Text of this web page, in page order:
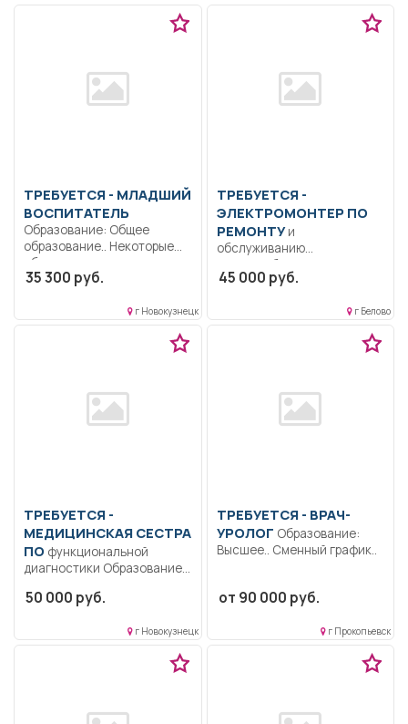
ТРЕБУЕТСЯ - МЛАДШИЙ
ВОСПИТАТЕЛЬ
Образование: Общее
образование.. Некоторые
обязанности младшего
воспитателя в детском...
35 300 руб.
г Новокузнецк
ТРЕБУЕТСЯ -
ЭЛЕКТРОМОНТЕР ПО
РЕМОНТУи
обслуживанию
электрооборудования
Образование: Среднее
Дисциплинированность..
Ремонт и обслуживание...
45 000 руб.
г Белово
ТРЕБУЕТСЯ -
МЕДИЦИНСКАЯ СЕСТРА
ПО функциональной
диагностики Образование:
профессиональное..
помощи пациентам,
выполнение...
50 000 руб.
г Новокузнецк
ТРЕБУЕТСЯ - ВРАЧ-
УРОЛОГ
Высшее.. Сменный график..
от 90 000 руб.
г Прокопьевск